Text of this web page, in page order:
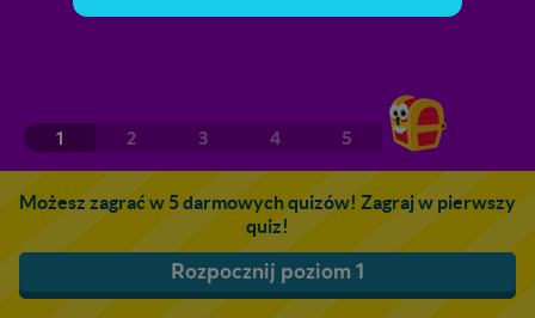
1 2 3 4 5
Możesz zagrać w 5 darmowych quizów! Zagraj w pierwszy
quiz!
Rozpocznij poziom 1